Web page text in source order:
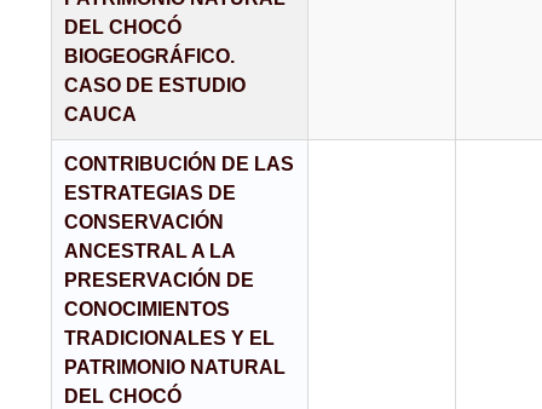
DEL CHOCÓ
BIOGEOGRÁFICO.
CASO DE ESTUDIO
CAUCA
CONTRIBUCIÓN DE LAS
ESTRATEGIAS DE
CONSERVACIÓN
ANCESTRAL A LA
PRESERVACIÓN DE
CONOCIMIENTOS
TRADICIONALES Y EL
PATRIMONIO NATURAL
DEL CHOCÓ